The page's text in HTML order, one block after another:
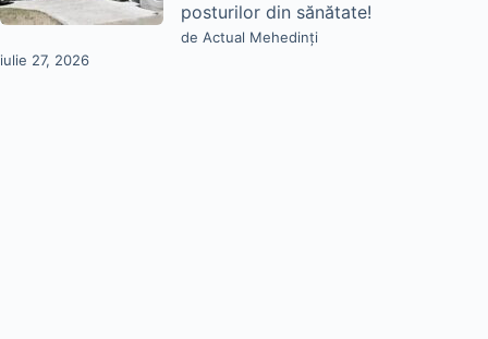
posturilor din sănătate!
de Actual Mehedinți
iulie 27, 2026